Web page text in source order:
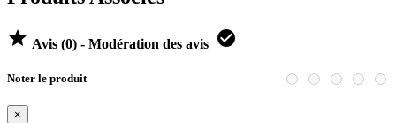
 Avis (0) - Modération des avis 
Noter le produit
×